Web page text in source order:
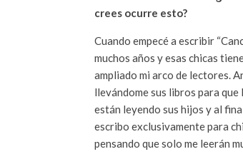
crees ocurre esto?
Cuando empecé a escribir
muchos años y esas chicas
ampliado mi arco de lectores.
llevándome sus libros para que
están leyendo sus hijos y al
escribo exclusivamente para
pensando que solo me leerán